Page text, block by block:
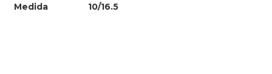
Medida 10/16.5